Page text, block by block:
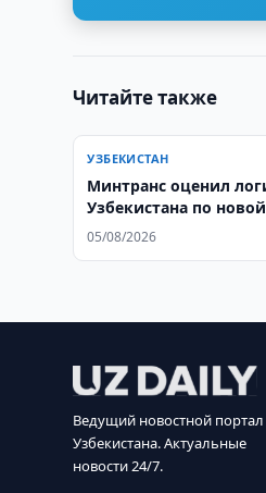
Читайте также
УЗБЕКИСТАН
Минтранс оценил
Узбекистана по
ВБ
05/08/2026
Ведущий новостной портал
Узбекистана. Актуальные
новости 24/7.